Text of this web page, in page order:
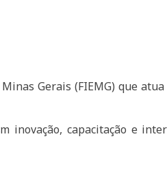
Gerais (FIEMG) que
capacitação e